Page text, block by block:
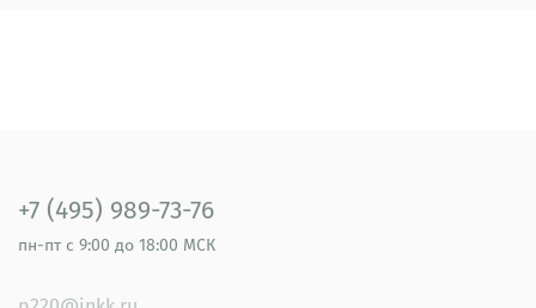
+7 (495) 989-73-76
пн-пт с 9:00 до 18:00 МСК